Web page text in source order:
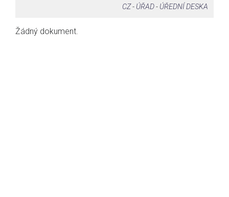
CZ- ÚŘAD- ÚŘEDNÍ DESKA
Žádný dokument.